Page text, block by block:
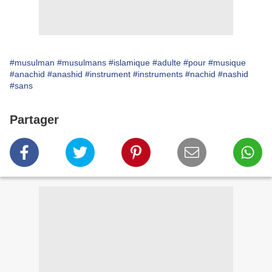
#musulman #musulmans #islamique #adulte #pour #musique
#anachid #anashid #instrument #instruments #nachid #nashid
#sans
Partager